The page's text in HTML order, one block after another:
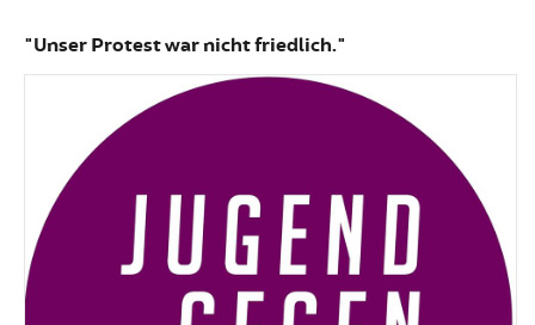
"Unser Protest war nicht friedlich."